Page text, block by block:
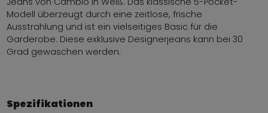
Modell überzeugt durch eine zeitlose, frische
Ausstrahlung und ist ein vielseitiges Basic für die
Garderobe. Diese exklusive Designerjeans kann bei 30
Grad gewaschen werden.
Spezifikationen